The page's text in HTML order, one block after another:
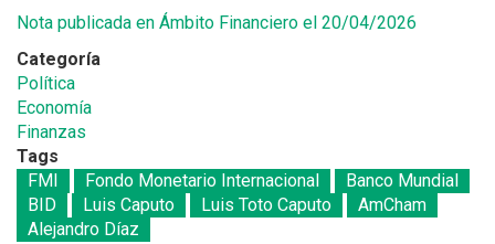
Nota publicada en Ámbito Financiero el 20/04/2026
Categoría
Política
Economía
Finanzas
Tags
FMI
Fondo Monetario Internacional
Banco Mundial
BID
Luis Caputo Luis Toto Caputo
AmCham
Alejandro Díaz